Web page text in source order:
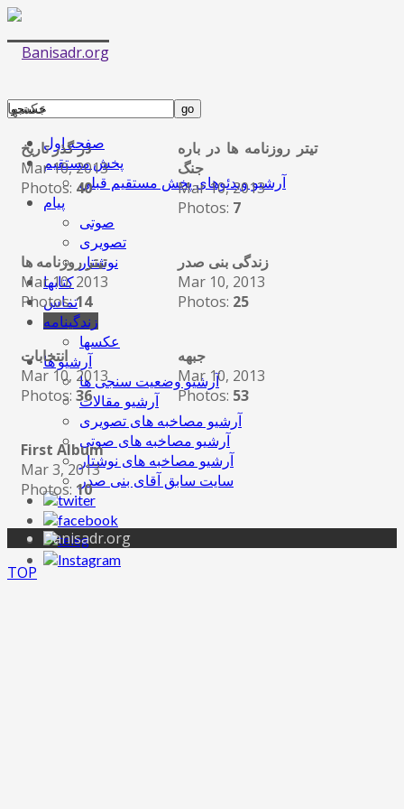
صفحه اول
پخش مستقیم
آرشیو ویدئوهای پخش مستقیم قبلی
پیام
صوتی
تصویری
نوشتار
کتابها
تماس
زندگینامه
عکسها
آرشیو ها
آرشیو وضعیت سنجی ها
آرشیو مقالات
آرشیو مصاخبه های تصویری
آرشیو مصاخبه های صوتی
آرشیو مصاخبه های نوشتار
سایت سابق آقای بنی صدر
عکسها
در گذر تاریخ
Mar 10, 2013
Photos: 40
تیتر روزنامه ها در باره
جنگ
Mar 10, 2013
Photos: 7
تیتر روزنامه ها
Mar 10, 2013
Photos:14
زندگی بنی صدر
Mar 10, 2013
Photos: 25
انتخابات
Mar 10, 2013
Photos: 36
جبهه
Mar 10, 2013
Photos: 53
First Album
Mar 3, 2013
Photos: 10
Banisadr.org
TOP